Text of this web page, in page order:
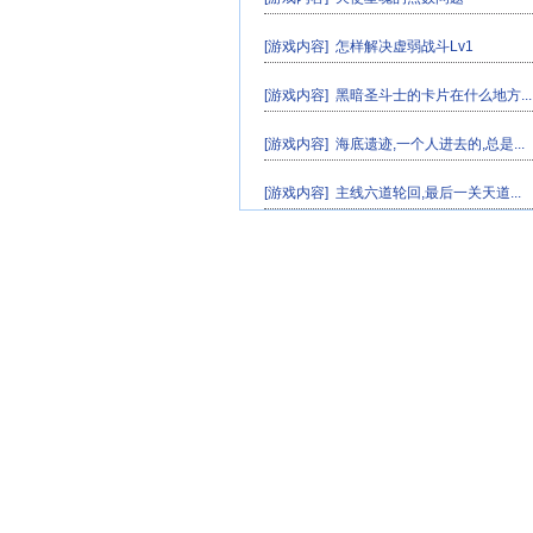
[游戏内容] 怎样解决虚弱战斗Lv1
[游戏内容] 黑暗圣斗士的卡片在什么地方...
[游戏内容] 海底遗迹,一个人进去的,总是...
[游戏内容] 主线六道轮回,最后一关天道...